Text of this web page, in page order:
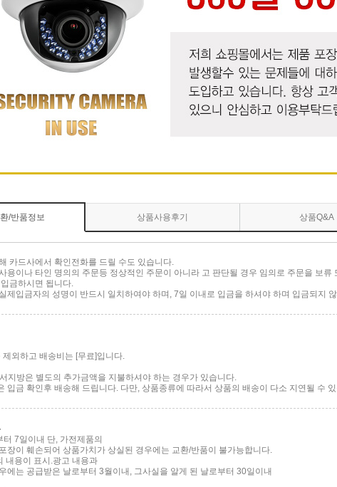
/반품정보 상품사용후기 상품Q&A
카드사에서 확인전화를 드릴 수도 있습니다.
용이나 타인 명의의 주문등 정상적인 주문이 아니라 고 판단될 경우 임의로 주문을 보
금하시면 됩니다.
제입금자의 성명이 반드시 일치하여야 하며, 7일 이내로 입금을 하셔야 하며 입금되지
외하고 배송비는 [무료]입니다.
지방은 별도의 추가금액을 지불하셔야 하는 경우가 있습니다.
입금 확인후 배송해 드립니다. 다만, 상품종류에 따라서 상품의 배송이 다소 지연될 수
7일이내 단, 가전제품의
장이 훼손되어 상품가치가 상실된 경우에는 교환/반품이 불가능합니다.
내용이 표시.광고 내용과
에는 공급받은 날로부터 3월이내, 그사실을 알게 된 날로부터 30일이내